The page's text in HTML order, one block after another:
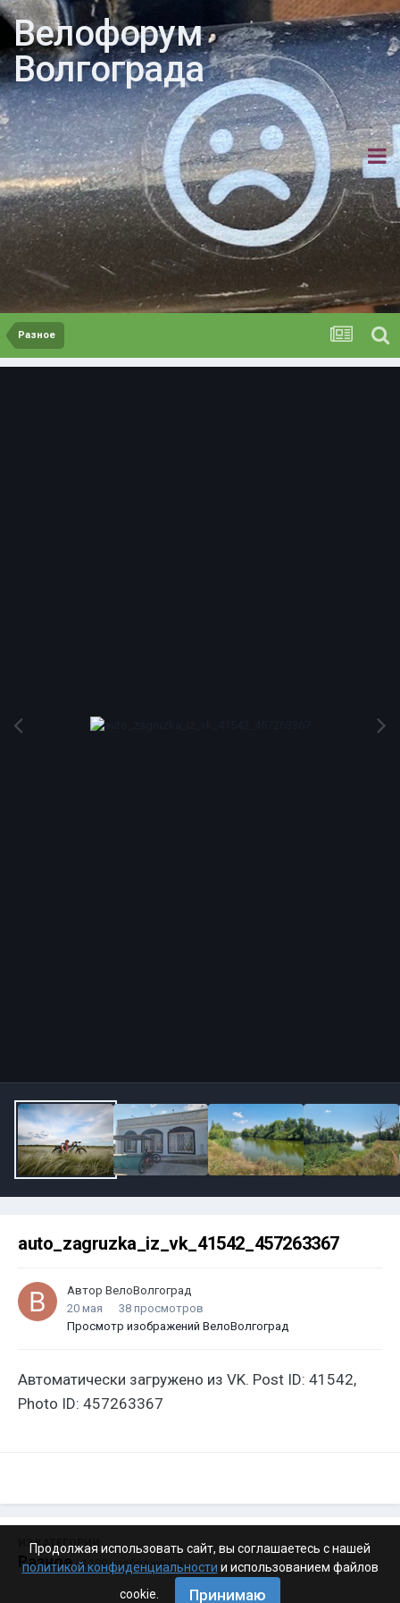
Велофорум
Волгограда
Разное
auto_zagruzka_iz_vk_41542_457263367
Автор ВелоВолгоград
20 мая
38 просмотров
Просмотр изображений ВелоВолгоград
Автоматически загружено из VK. Post ID: 41542,
Photo ID: 457263367
ИЗ КАТЕГОРИИ:
Разное · 4 199 изображений
Продолжая использовать сайт, вы соглашаетесь с нашей
политикой конфиденциальности и использованием файлов
cookie.
Принимаю